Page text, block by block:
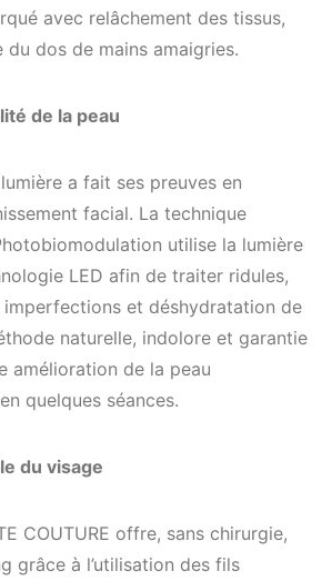
avec relâchement des tissus,
du dos de mains amaigries.
de la peau
a fait ses preuves en
facial. La technique
utilise la lumière
LED afin de traiter ridules,
et déshydratation de
naturelle, indolore et garantie
amélioration de la peau
quelques séances.
du visage
COUTURE offre, sans chirurgie,
grâce à l’utilisation des fils